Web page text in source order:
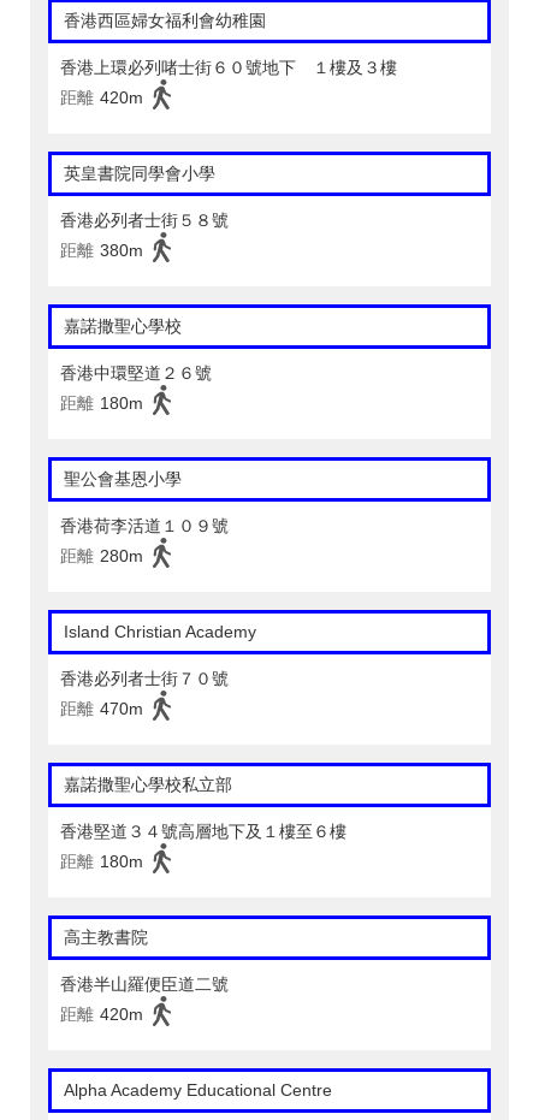
香港西區婦女福利會幼稚園
香港上環必列啫士街６０號地下 １樓及３樓
距離 420m
英皇書院同學會小學
香港必列者士街５８號
距離 380m
嘉諾撒聖心學校
香港中環堅道２６號
距離 180m
聖公會基恩小學
香港荷李活道１０９號
距離 280m
Island Christian Academy
香港必列者士街７０號
距離 470m
嘉諾撒聖心學校私立部
香港堅道３４號高層地下及１樓至６樓
距離 180m
高主教書院
香港半山羅便臣道二號
距離 420m
Alpha Academy Educational Centre